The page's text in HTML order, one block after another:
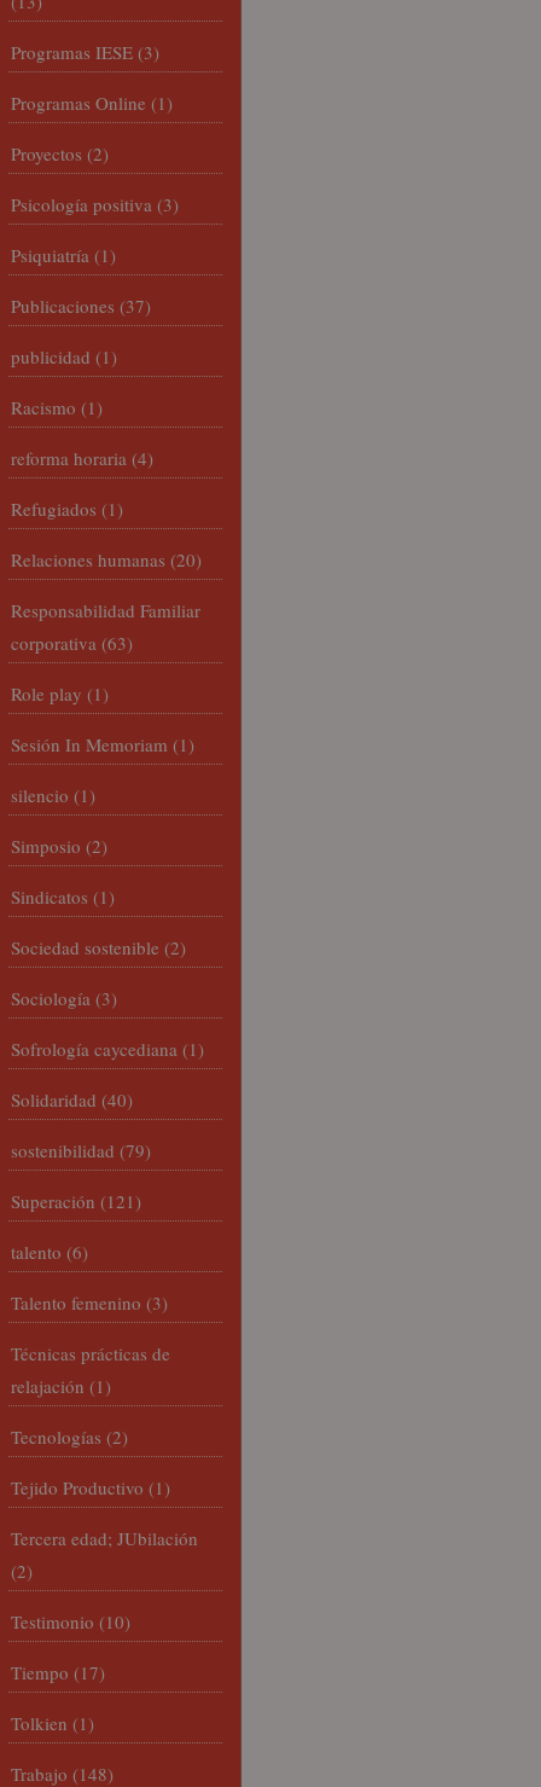
Programas IESE (3)
Programas Online (1)
Proyectos (2)
Psicología positiva (3)
Psiquiatría (1)
Publicaciones (37)
publicidad (1)
Racismo (1)
reforma horaria (4)
Refugiados (1)
Relaciones humanas (20)
Responsabilidad Familiar
corporativa (63)
Role play (1)
Sesión In Memoriam (1)
silencio (1)
Simposio (2)
Sindicatos (1)
Sociedad sostenible (2)
Sociología (3)
Sofrología caycediana (1)
Solidaridad (40)
sostenibilidad (79)
Superación (121)
talento (6)
Talento femenino (3)
Técnicas prácticas de
relajación (1)
Tecnologías (2)
Tejido Productivo (1)
Tercera edad; JUbilación
(2)
Testimonio (10)
Tiempo (17)
Tolkien (1)
Trabajo (148)